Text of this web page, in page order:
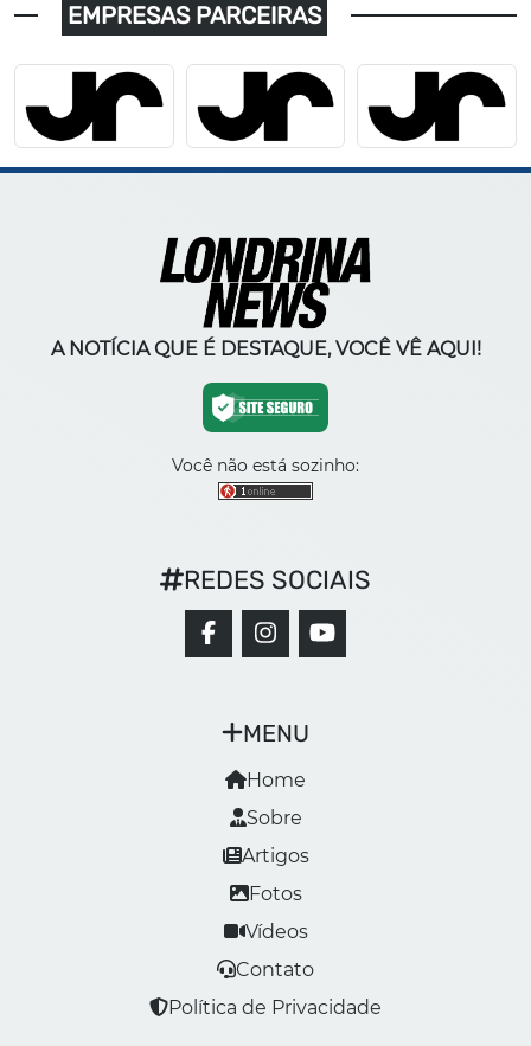
EMPRESAS PARCEIRAS
A NOTÍCIA QUE É DESTAQUE, VOCÊ VÊ AQUI!
Você não está sozinho:
MENU
Home
Sobre
Artigos
Fotos
Vídeos
Contato
Política de Privacidade
REDES SOCIAIS